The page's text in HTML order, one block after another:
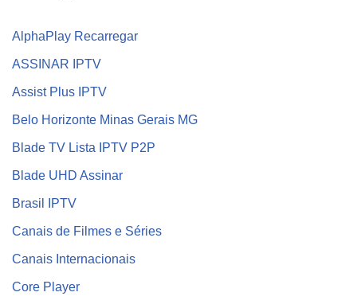
AlphaPlay Recarregar
ASSINAR IPTV
Assist Plus IPTV
Belo Horizonte Minas Gerais MG
Blade TV Lista IPTV P2P
Blade UHD Assinar
Brasil IPTV
Canais de Filmes e Séries
Canais Internacionais
Core Player